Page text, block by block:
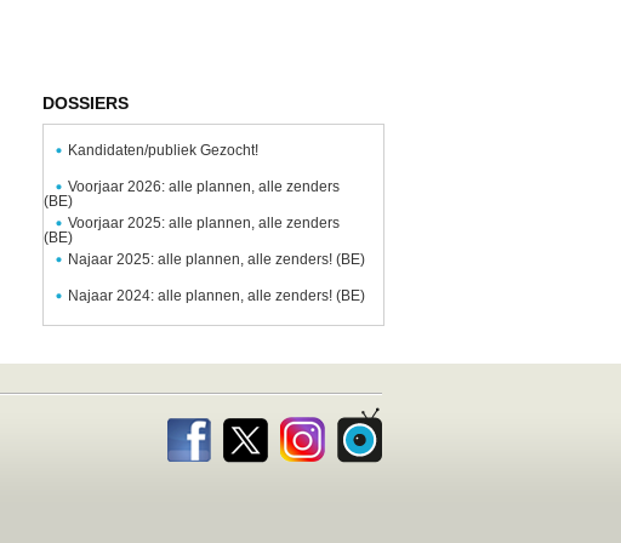
DOSSIERS
Kandidaten/publiek Gezocht!
Voorjaar 2026: alle plannen, alle zenders
(BE)
Voorjaar 2025: alle plannen, alle zenders
(BE)
Najaar 2025: alle plannen, alle zenders! (BE)
Najaar 2024: alle plannen, alle zenders! (BE)